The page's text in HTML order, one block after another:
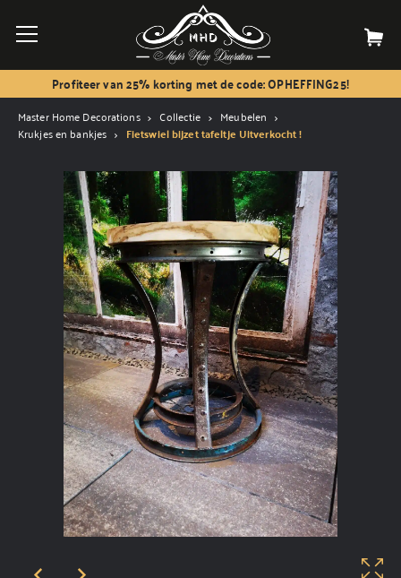
Profiteer van 25% korting met de code: OPHEFFING25!
Master Home Decorations Collectie
Meubelen
Krukjes en bankjes
Fietswiel bijzet tafeltje Uitverkocht !